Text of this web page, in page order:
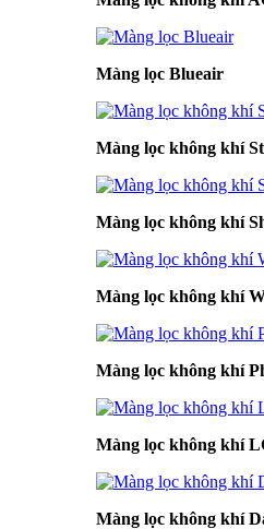
Màng lọc Blueair
Màng lọc không khí
Màng lọc không khí
Màng lọc không khí
Màng lọc không khí
Màng lọc không khí
Màng lọc không khí